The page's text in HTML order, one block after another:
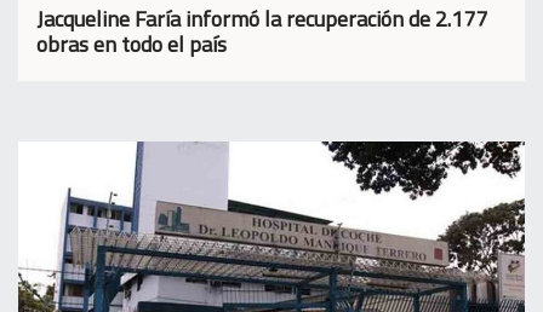
Jacqueline Faría informó la recuperación de 2.177
obras en todo el país